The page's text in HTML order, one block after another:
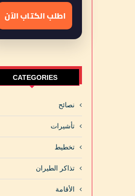
اطلب الكتاب الآن
CATEGORIES
نصائح
تأشيرات
تخطيط
تذاكر الطيران
الأقامة